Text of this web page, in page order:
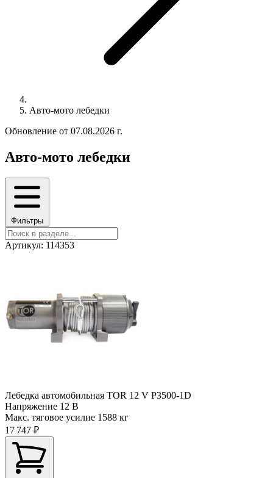
Авто-мото лебедки
Обновление от 07.08.2026 г.
Авто-мото лебедки
Фильтры
Артикул: 114353
Лебедка автомобильная TOR 12 V P3500-1D
Напряжение 12 В
Макс. тяговое усилие 1588 кг
17 747 ₽